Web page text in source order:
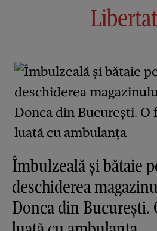
Îmbulzeală și bătaie
deschiderea
Donca din București.